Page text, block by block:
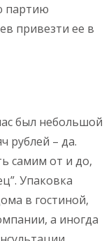
партию
привезти ее в
был небольшой
рублей – да.
самим от и до,
Упаковка
в гостиной,
а иногда